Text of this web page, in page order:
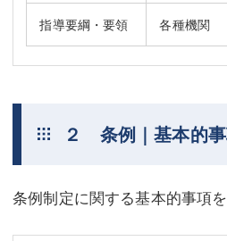
アクセス
川口事務所（埼玉県川口市）
東京事務所 (新宿・四谷)
お問い合せフォーム
指導要綱・要領 各種機関
２ 条例｜基本的
条例制定に関する基本的事項を